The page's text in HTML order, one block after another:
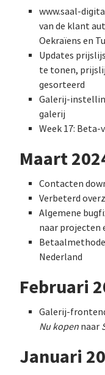
www.saal-
van de klant
Oekraïens en
Updates
te tonen,
gesorteerd
Galerij-
galerij
Week 17:
Maart
Contacten
Verbeterd
Algemene
naar projecten
Nederland
Februari
Galerij-
Nu kopen naar
Januari